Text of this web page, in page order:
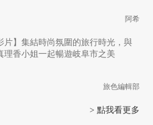
阿希
片】集結時尚氛圍的旅行時光，與
理香小姐一起暢遊岐阜市之美
旅色編輯部
> 點我看更多